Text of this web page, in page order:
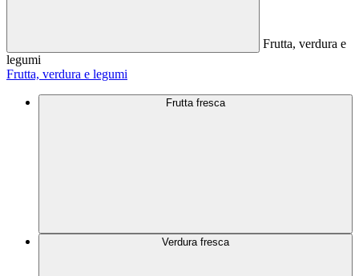
Frutta, verdura e
legumi
Frutta, verdura e legumi
Frutta fresca
Verdura fresca